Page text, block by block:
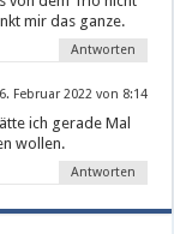
mir das ganze.
Antworten
Februar 2022 von 8:14
ich gerade Mal
wollen.
Antworten